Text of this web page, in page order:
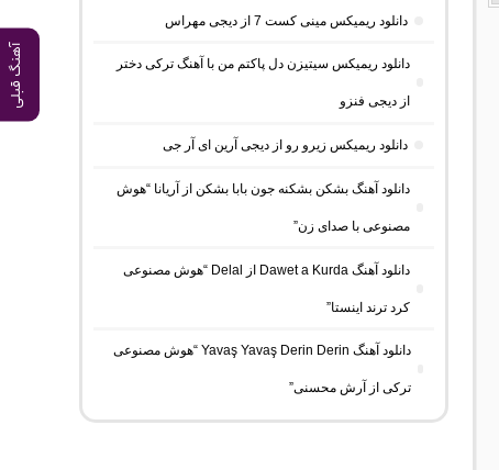
آهنگ قبلی
دانلود ریمیکس مینی کست 7 از دیجی مهراس
دانلود ریمیکس سیتیزن دل پاکتم من با آهنگ ترکی دختر
از دیجی فنزو
دانلود ریمیکس زیرو رو از دیجی آرین ای آر جی
دانلود آهنگ بشکن بشکنه جون بابا بشکن از آریانا “هوش
مصنوعی با صدای زن”
دانلود آهنگ Dawet a Kurda از Delal “هوش مصنوعی
کرد ترند اینستا”
دانلود آهنگ Yavaş Yavaş Derin Derin “هوش مصنوعی
ترکی از آرش محسنی”